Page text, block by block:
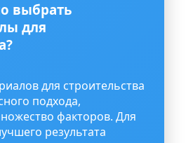
выбрать
для
для строительства
подхода,
факторов. Для
результата